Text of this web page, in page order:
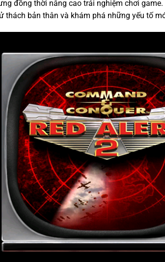
đồng thời nâng cao trải nghiệm chơi
thách bản thân và khám phá những yếu tố